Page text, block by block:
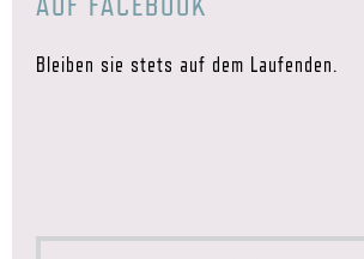
Bleiben sie stets auf dem Laufenden.